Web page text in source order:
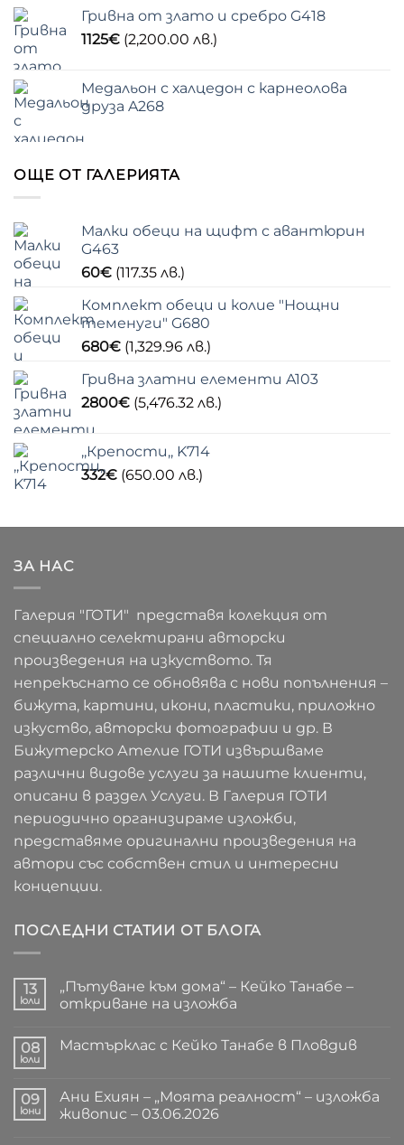
Гривна от злато и сребро G418
1125€ (2,200.00 лв.)
Медальон с халцедон с карнеолова
друза A268
ОЩЕ ОТ ГАЛЕРИЯТА
Малки обеци на щифт с авантюрин
G463
60€ (117.35 лв.)
Комплект обеци и колие "Нощни
теменуги" G680
680€ (1,329.96 лв.)
Гривна златни елементи A103
2800€ (5,476.32 лв.)
,,Крепости,, K714
332€ (650.00 лв.)
ЗА НАС
Галерия "ГОТИ" представя колекция от
специално селектирани авторски
произведения на изкуството. Тя
непрекъснато се обновява с нови попълнения –
бижута, картини, икони, пластики, приложно
изкуство, авторски фотографии и др. В
Бижутерско Ателие ГОТИ извършваме
различни видове услуги за нашите клиенти,
описани в раздел Услуги. В Галерия ГОТИ
периодично организираме изложби,
представяме оригинални произведения на
автори със собствен стил и интересни
концепции.
ПОСЛЕДНИ СТАТИИ ОТ БЛОГА
13
юли
„Пътуване към дома“ – Кейко Танабе –
откриване на изложба
за
„Пътуване
Кейко
Танабе
08
юли
Мастърклас с Кейко Танабе в Пловдив
Мастърклас
с
Кейко
09
юни
Ани Ехиян – „Моята реалност“ – изложба
живопис – 03.06.2026